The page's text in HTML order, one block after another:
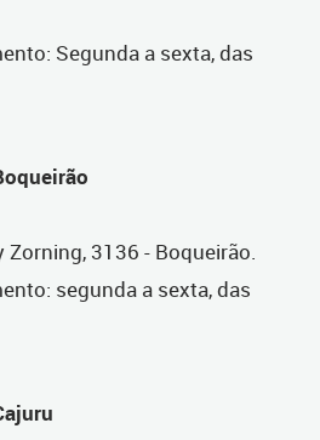
Segunda a sexta, das
Zorning, 3136 - Boqueirão.
segunda a sexta, das